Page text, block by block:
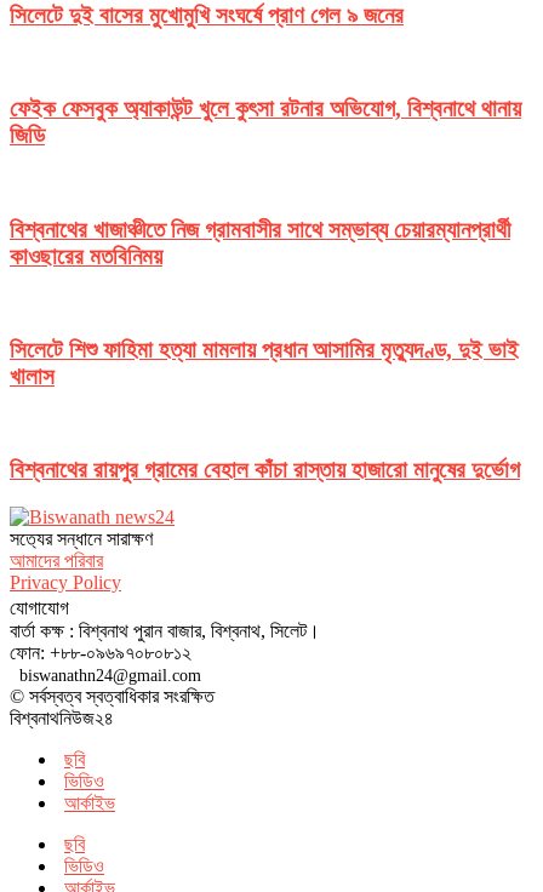
সিলেটে দুই বাসের মুখোমুখি সংঘর্ষে প্রাণ গেল ৯ জনের
ফেইক ফেসবুক অ্যাকাউন্ট খুলে কুৎসা রটনার অভিযোগ, বিশ্বনাথে থানায়
জিডি
বিশ্বনাথের খাজাঞ্চীতে নিজ গ্রামবাসীর সাথে সম্ভাব্য চেয়ারম্যানপ্রার্থী
কাওছারের মতবিনিময়
সিলেটে শিশু ফাহিমা হত্যা মামলায় প্রধান আসামির মৃত্যুদণ্ড, দুই ভাই
খালাস
বিশ্বনাথের রায়পুর গ্রামের বেহাল কাঁচা রাস্তায় হাজারো মানুষের দুর্ভোগ
সত‌্যের সন্ধানে সারাক্ষণ
আমাদের পরিবার
Privacy Policy
যোগাযোগ
বার্তা কক্ষ : বিশ্বনাথ পুরান বাজার, বিশ্বনাথ, সিলেট।
ফোন: +৮৮-০৯৬৯৭০৮০৮১২
biswanathn24@gmail.com
© সর্বস্বত্ব স্বত্বাধিকার সংরক্ষিত
বিশ্বনাথনিউজ২৪
ছবি
ভিডিও
আর্কাইভ
ছবি
ভিডিও